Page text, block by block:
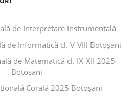
de Interpretare Instrumentală
de Informatică cl. V-VIII Botoșani
de Matematică cl. IX-XII 2025
Botoșani
Corală 2025 Botoșani